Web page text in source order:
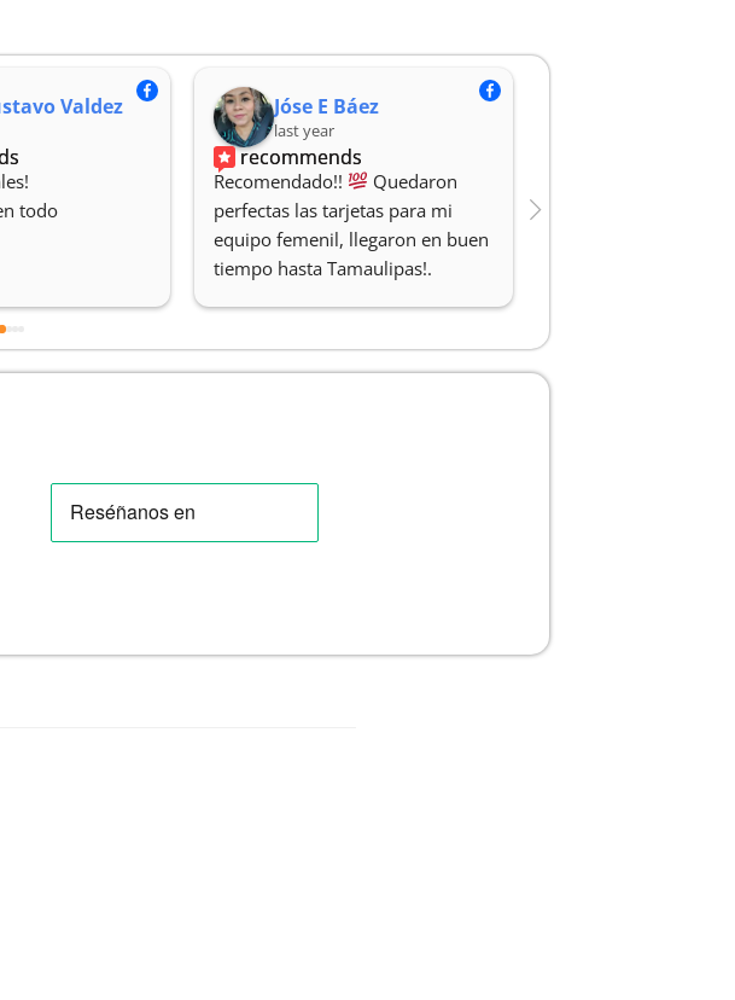
Valdez
todo
Jóse E Báez
last year
recommends
Recomendado!!
Quedaron
perfectas las tarjetas para mi
equipo femenil, llegaron en buen
tiempo hasta Tamaulipas!.